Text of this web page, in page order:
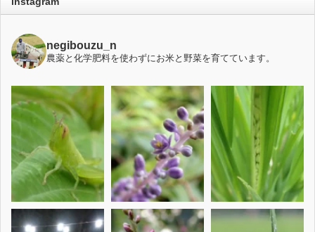
negibouzu_n
農薬と化学肥料を使わずにお米と野菜を育てています。